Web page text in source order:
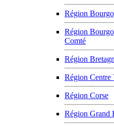
Région
Région
Comté
Région
Région Centre
Région Corse
Région Grand